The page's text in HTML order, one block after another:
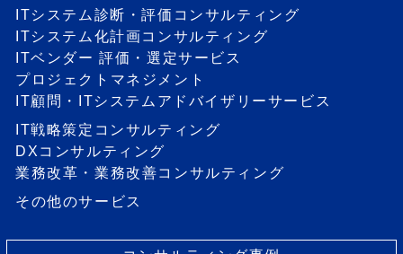
ITシステム診断・評価コンサルティング
ITシステム化計画コンサルティング
ITベンダー 評価・選定サービス
プロジェクトマネジメント
IT顧問・ITシステムアドバイザリーサービス
IT戦略策定コンサルティング
DXコンサルティング
業務改革・業務改善コンサルティング
その他のサービス